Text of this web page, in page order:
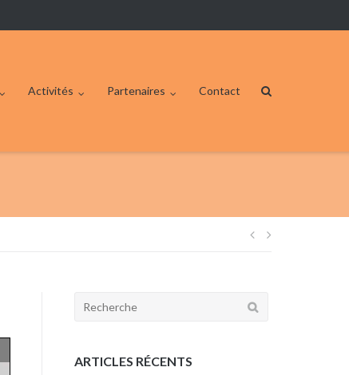
Activités Partenaires Contact
Navigation
Rechercher:
ARTICLES RÉCENTS